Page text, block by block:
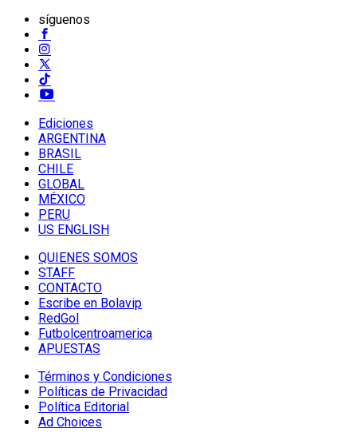
síguenos
Ediciones
ARGENTINA
BRASIL
CHILE
GLOBAL
MÉXICO
PERU
US ENGLISH
QUIENES SOMOS
STAFF
CONTACTO
Escribe en Bolavip
RedGol
Futbolcentroamerica
APUESTAS
Términos y Condiciones
Políticas de Privacidad
Política Editorial
Ad Choices